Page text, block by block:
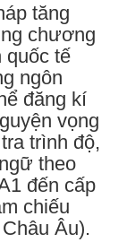
tăng
chương
quốc tế
ngôn
đăng kí
vọng
trình độ,
theo
đến cấp
chiếu
Âu).